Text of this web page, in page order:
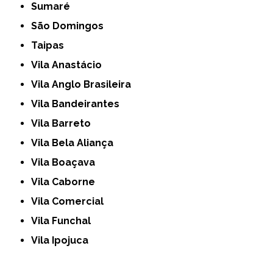
Sumaré
São Domingos
Taipas
Vila Anastácio
Vila Anglo Brasileira
Vila Bandeirantes
Vila Barreto
Vila Bela Aliança
Vila Boaçava
Vila Caborne
Vila Comercial
Vila Funchal
Vila Ipojuca